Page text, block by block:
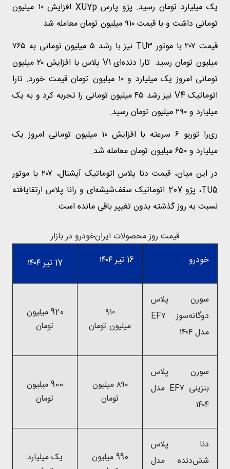
یک میلیارد تومان رسید. پژو پارس XU7p افزایش ۱۰ میلیون
تومانی داشت و با قیمت ۹۱۰ میلیون تومان معامله شد.
قیمت ۲۰۷ با موتور TU۳ نیز با رشد ۵ میلیون تومانی به ۷۶۵
میلیون تومان رسید. تارا دنده‌ای V1 پلاس با افزایش ۲۰ میلیون
تومانی امروز یک میلیارد و ۱۰ میلیون تومان قیمت خورد. تارا
اتوماتیک V4 نیز رشد ۴۵ میلیون تومانی را تجربه کرد و به یک
میلیارد و ۲۹۰ میلیون تومان رسید.
ر‌ی‌را توربو ۶ سرعته با افزایش ۱۰ میلیون تومانی امروز یک
میلیارد و ۶۵۰ میلیون تومان معامله شد.
در این میان، قیمت دنا پلاس اتوماتیک آپشنال، ۲۰۷ با موتور
TU5، پژو 207 اتوماتیک سقف‌شیشه‌ای و رانا پلاس ارتقایافته
نسبت به روز گذشته بدون تغییر باقی مانده است.
قیمت روز محصولات ایران‌خودرو در بازار
خودرو
16 تیر ۱۴۰۴ 17 تیر ۱۴۰۴
سورن پلاس
دوگانه‌سوز EF۷
مدل ۱۴۰۴
۹۱۰
میلیون تومان
920 میلیون
تومان
سورن پلاس
بنزینی EF۷ مدل
۱۴۰۴
۸۹۰ میلیون
تومان
900 میلیون
تومان
دنا پلاس
شش‌دنده‌‌ مدل
990 میلیون
یک میلیارد